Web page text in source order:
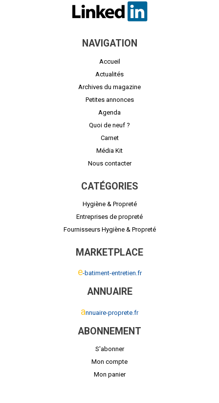
NAVIGATION
Accueil
Actualités
Archives du magazine
Petites annonces
Agenda
Quoi de neuf ?
Carnet
Média Kit
Nous contacter
CATÉGORIES
Hygiène & Propreté
Entreprises de propreté
Fournisseurs Hygiène & Propreté
MARKETPLACE
e-batiment-entretien.fr
ANNUAIRE
annuaire-proprete.fr
ABONNEMENT
S'abonner
Mon compte
Mon panier